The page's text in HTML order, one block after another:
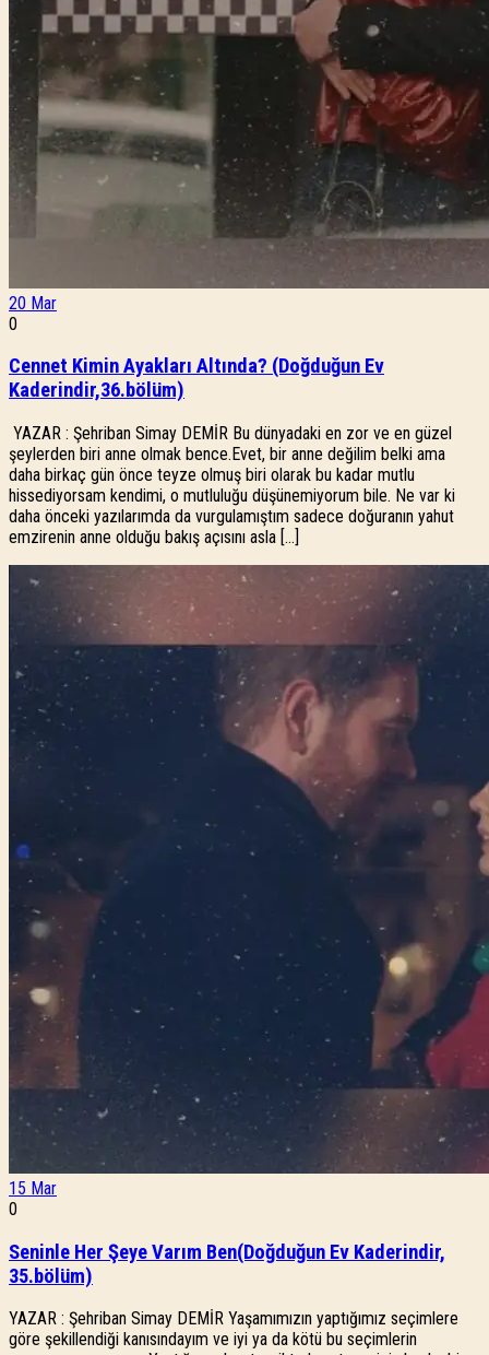
20 Mar
0
Cennet Kimin Ayakları Altında? (Doğduğun Ev
Kaderindir,36.bölüm)
YAZAR : Şehriban Simay DEMİR Bu dünyadaki en zor ve en güzel
şeylerden biri anne olmak bence.Evet, bir anne değilim belki ama
daha birkaç gün önce teyze olmuş biri olarak bu kadar mutlu
hissediyorsam kendimi, o mutluluğu düşünemiyorum bile. Ne var ki
daha önceki yazılarımda da vurgulamıştım sadece doğuranın yahut
emzirenin anne olduğu bakış açısını asla […]
15 Mar
0
Seninle Her Şeye Varım Ben(Doğduğun Ev Kaderindir,
35.bölüm)
YAZAR : Şehriban Simay DEMİR Yaşamımızın yaptığımız seçimlere
göre şekillendiği kanısındayım ve iyi ya da kötü bu seçimlerin